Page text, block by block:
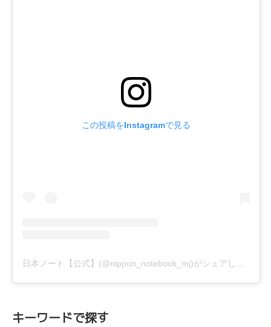
この投稿をInstagramで見る
日本ノート【公式】(@nippon_notebook_mj)がシェアした投稿
キーワードで探す